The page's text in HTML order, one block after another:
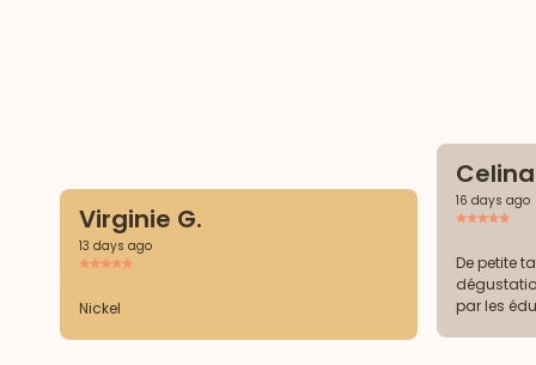
Virginie G.
13 days ago
Nickel
16 days ago
De petite
par les